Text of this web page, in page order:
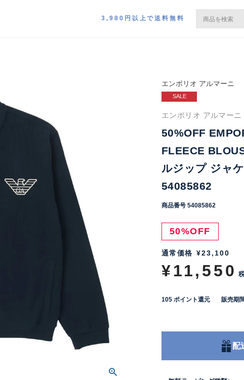
3,980円以上で送料無料
エンポリオ アルマーニ
SALE
エンポリオ アルマー
50%OFF
FLEECE
ルジップ ジャ
54085862
商品番号 54085862
50%OFF
通常価格 ¥23,100
¥11,550
105 ポイント還元 販売期
配